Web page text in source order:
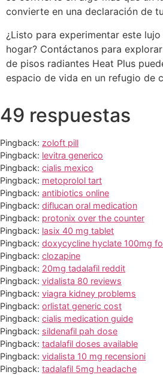
convierte en una declaración de
¿Listo para experimentar este
hogar? Contáctanos para
de pisos radiantes Heat Plus
espacio de vida en un refugio de
49 respuestas
Pingback: zoloft pill
Pingback: levitra generico
Pingback: cialis mexico
Pingback: metoprolol tart
Pingback: antibiotics online
Pingback: diflucan oral medication
Pingback: protonix over the counter
Pingback: lasix 40 mg tablet
Pingback: doxycycline hyclate 100mg
Pingback: clozapine
Pingback: 20mg tadalafil reddit
Pingback: vidalista 80 reviews
Pingback: viagra kidney problems
Pingback: orlistat generic cost
Pingback: cialis medication guide
Pingback: sildenafil pah dose
Pingback: tadalafil doses available
Pingback: vidalista 10 mg recensioni
Pingback: tadalafil 5mg headache